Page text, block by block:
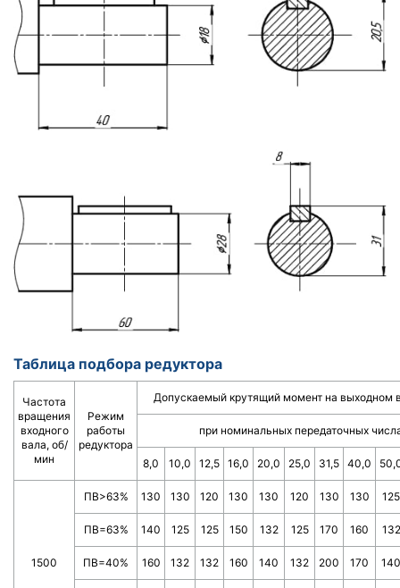
Таблица подбора редуктора
Частота
вращения
входного
вала, об/
мин
Режим
работы
редуктора
Допускаемый крутящий момент на выходном
при номинальных передаточных
8,0 10,0 12,5 16,0 20,0 25,0 31,5 40,0
1500
ПВ>63% 130 130 120 130 130 120 130 130 125
ПВ=63% 140 125 125 150 132 125 170 160 132
ПВ=40% 160 132 132 160 140 132 200 170 140